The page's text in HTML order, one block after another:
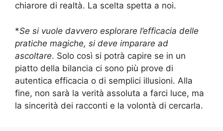
chiarore di realtà. La scelta spetta a noi.
*Se si vuole davvero esplorare l’efficacia delle
pratiche magiche, si deve imparare ad
ascoltare. Solo così si potrà capire se in un
piatto della bilancia ci sono più prove di
autentica efficacia o di semplici illusioni. Alla
fine, non sarà la verità assoluta a farci luce, ma
la sincerità dei racconti e la volontà di cercarla.